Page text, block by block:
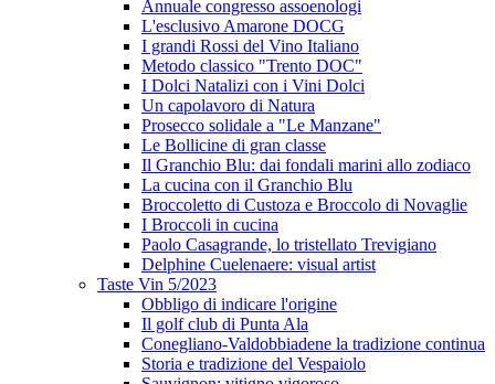
Annuale congresso assoenologi
L'esclusivo Amarone DOCG
I grandi Rossi del Vino Italiano
Metodo classico "Trento DOC"
I Dolci Natalizi con i Vini Dolci
Un capolavoro di Natura
Prosecco solidale a "Le Manzane"
Le Bollicine di gran classe
Il Granchio Blu: dai fondali marini allo zodiaco
La cucina con il Granchio Blu
Broccoletto di Custoza e Broccolo di Novaglie
I Broccoli in cucina
Paolo Casagrande, lo tristellato Trevigiano
Delphine Cuelenaere: visual artist
Taste Vin 5/2023
Obbligo di indicare l'origine
Il golf club di Punta Ala
Conegliano-Valdobbiadene la tradizione continua
Storia e tradizione del Vespaiolo